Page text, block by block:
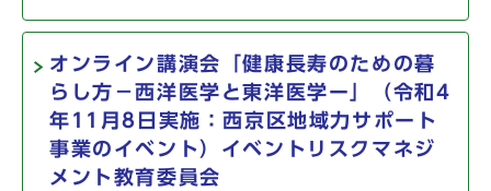
オンライン講演会「健康長寿のための暮
らし方－西洋医学と東洋医学ー」（令和4
年11月8日実施：西京区地域力サポート
事業のイベント）イベントリスクマネジ
メント教育委員会